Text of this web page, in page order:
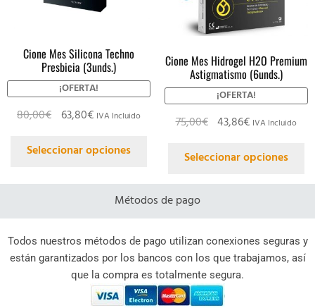
Cione Mes Silicona Techno
Presbicia (3unds.)
¡OFERTA!
80,00€ 63,80€ IVA Incluido
Seleccionar opciones
Cione Mes Hidrogel H2O Premium
Astigmatismo (6unds.)
¡OFERTA!
75,00€ 43,86€ IVA Incluido
Seleccionar opciones
Métodos de pago
Todos nuestros métodos de pago utilizan conexiones seguras y
están garantizados por los bancos con los que trabajamos, así
que la compra es totalmente segura.